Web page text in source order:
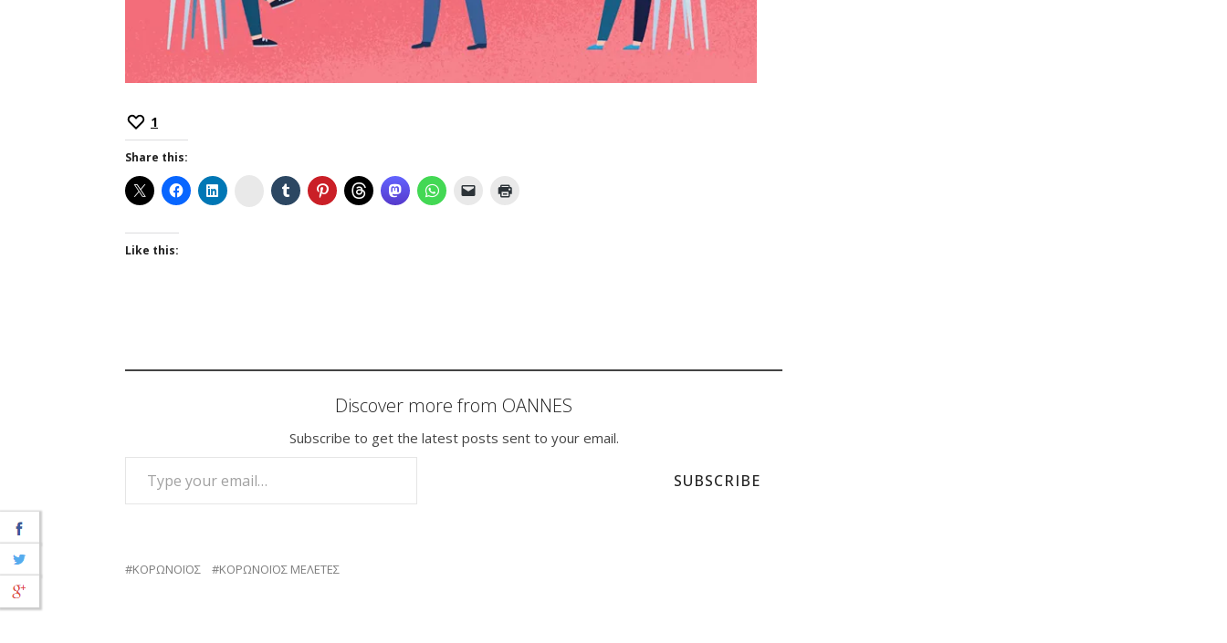
1
Share this:
Instagram
Like this:
Discover more from OANNES
Subscribe to get the latest posts sent to your email.
TYPE YOUR EMAIL…
SUBSCRIBE
ΚΟΡΩΝΟΪΟΣ ΚΟΡΩΝΟΪΟΣ ΜΕΛΕΤΕΣ